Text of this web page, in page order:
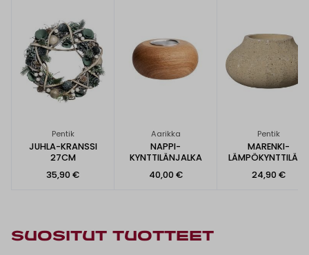
Pentik
JUHLA-KRANSSI
27CM
35,90 €
Aarikka
NAPPI-
KYNTTILÄNJALKA
40,00 €
Pentik
MARENKI-
LÄMPÖKYNTTILÄKU
24,90 €
SUOSITUT TUOTTEET